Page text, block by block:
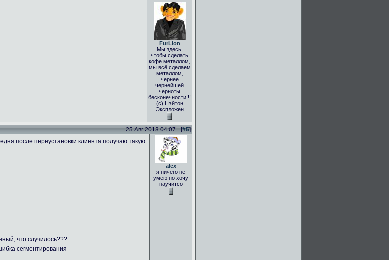
FurLion
Мы здесь,
чтобы сделать
кофе металлом,
мы всё сделаем
металлом,
чернее
чернейшей
черноты
бесконечности!!!
(с) Нэйтон
Экспложен
25 Авг 2013 04:07 - [#5]
после переустановки клиента получаю такую
что случилось???
сегментирования
alex
я ничего не
умею но хочу
научитсо